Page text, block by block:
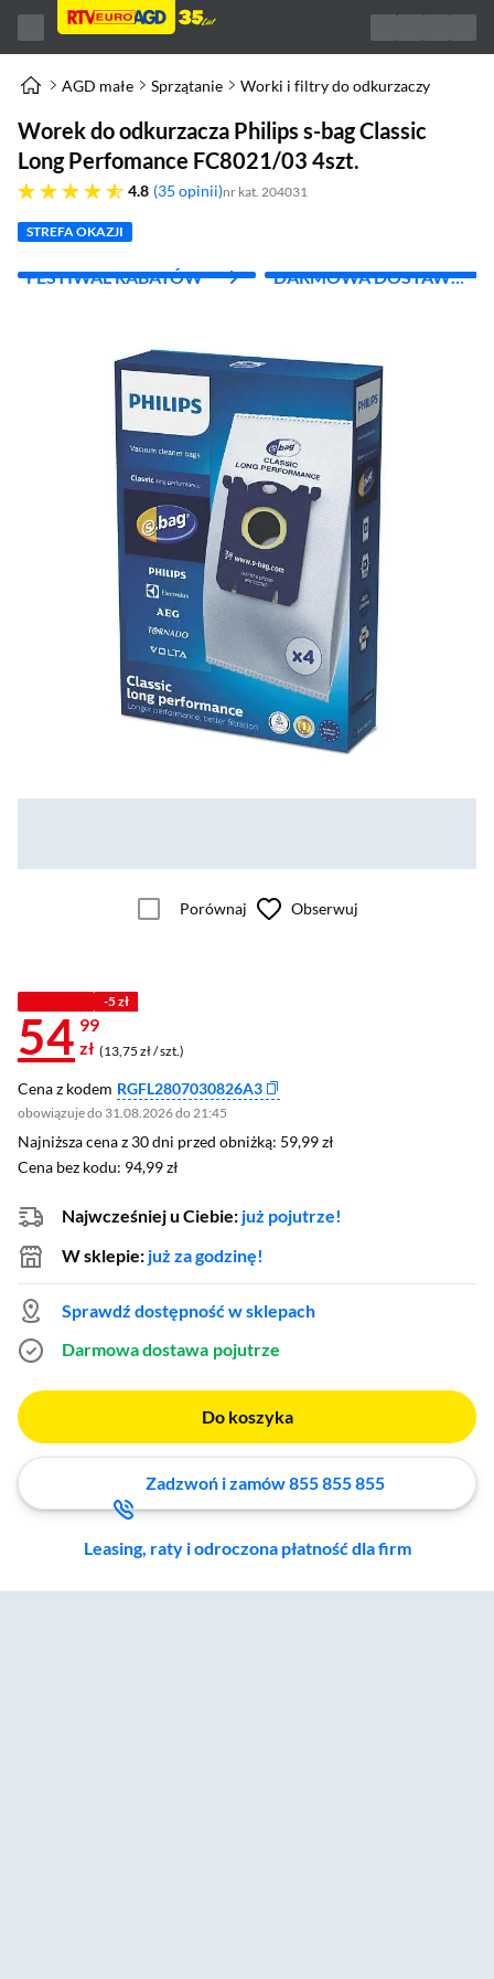
AGD małe Sprzątanie Worki i filtry do odkurzaczy
Worek do odkurzacza Philips s-bag Classic
Long Perfomance FC8021/03 4szt.
4.8
4.8 gwiazdek 35 opinii nr kat. 204031
STREFA OKAZJI
FESTIWAL RABATÓW
DARMOWA DOSTAWA
Porównaj Obserwuj
-5 zł
54 99
zł (13,75 zł / szt.)
Cena z kodem RGFL2807030826A3
obowiązuje do 31.08.2026 do 21:45
Najniższa cena z 30 dni przed obniżką: 59,99 zł
Najniższa cena z 30 dni przed obniżką: 59,99 zł
Cena bez kodu: 94,99 zł
Cena bez kodu: 94,99 zł
Najwcześniej u Ciebie: już pojutrze!
W sklepie: już za godzinę!
Sprawdź dostępność w sklepach
Darmowa dostawa pojutrze
Do koszyka
Zadzwoń i zamów 855 855 855
Leasing, raty i odroczona płatność dla firm